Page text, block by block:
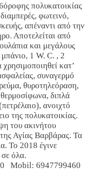
πολυκατοικίας
φωτεινό,
απέναντι από την
Αποτελείται από
και μεγάλους
μπάνιο, 1 W. C. , 2
κατ’
συναγερμό
θυροτηλεόραση,
διπλά
ανοιχτό
της πολυκατοικίας.
του ακινήτου
Αγίας Βαρβάρας. Τα
Το 2018 έγινε
όλα.
Mobil: 6947799460